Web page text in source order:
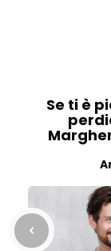
Se ti è